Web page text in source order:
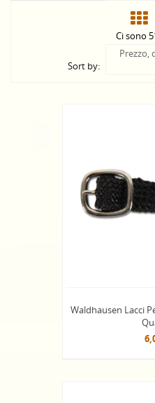
Ci sono
Sort by:
Prezzo,
Waldhausen Lacci